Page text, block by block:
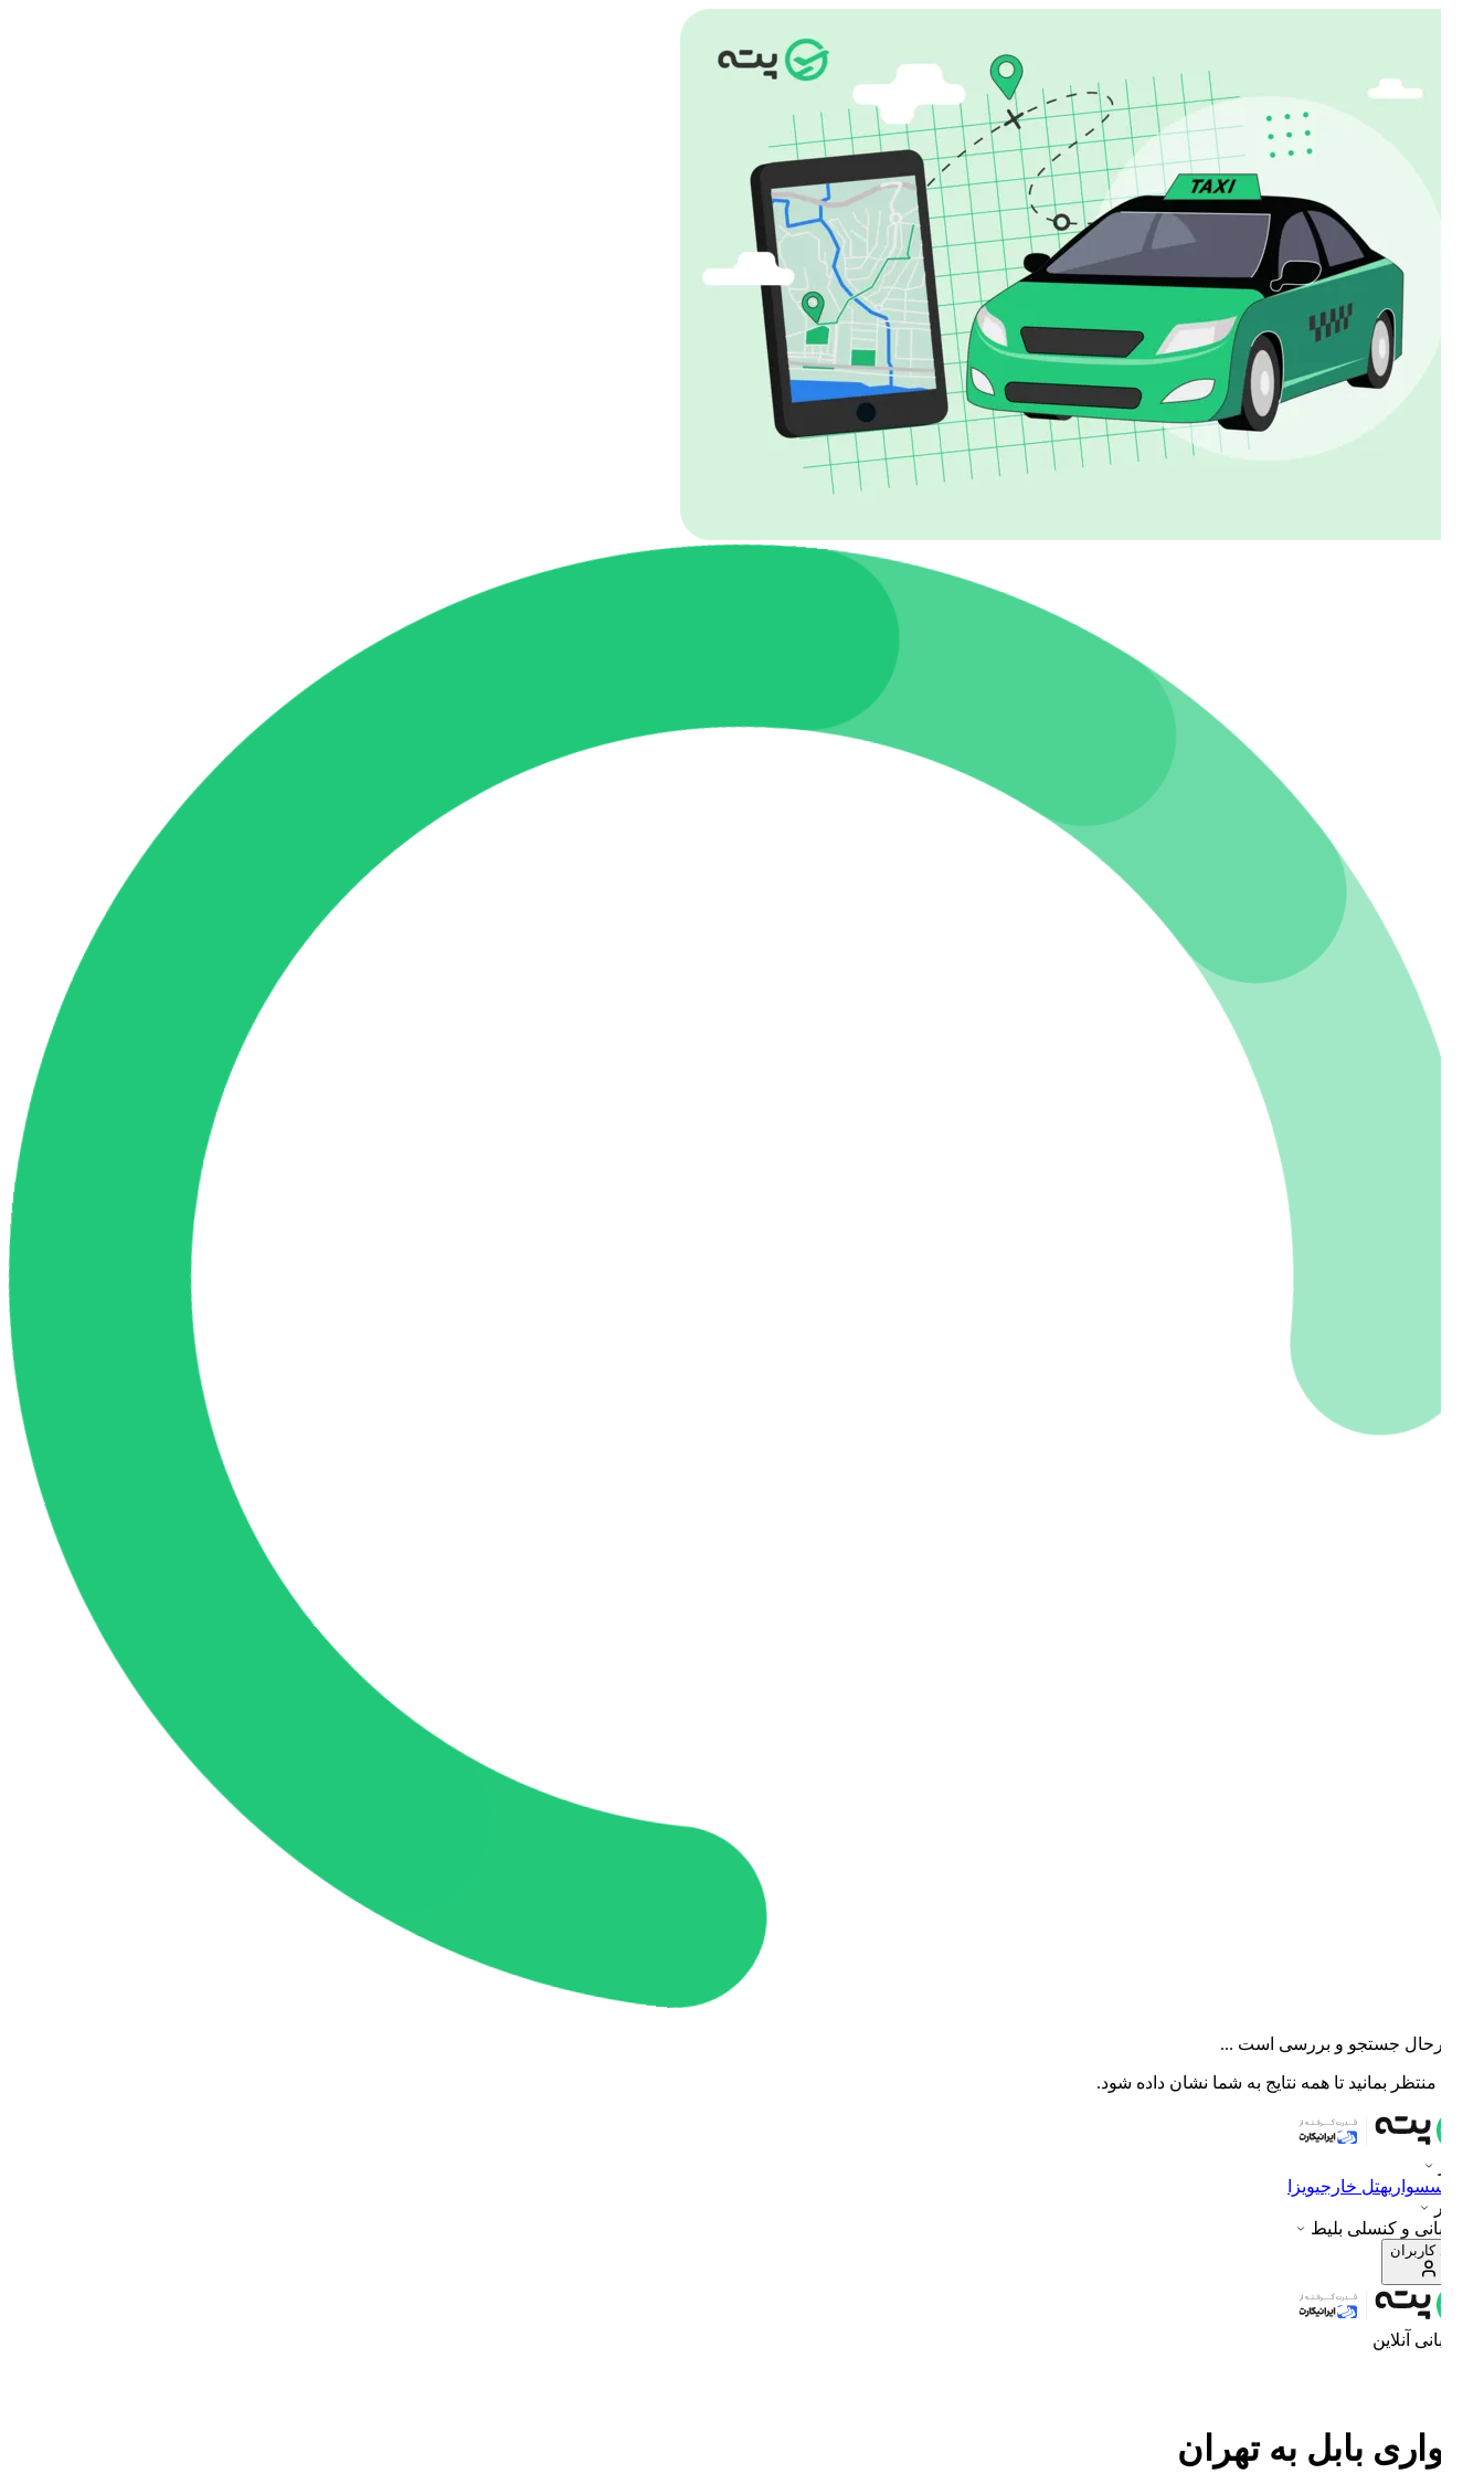
جستجو و بررسی است ...
بمانید تا همه نتایج به شما نشان داده شود.
سواریهتل خارجی ویزا
و کنسلی بلیط
کاربران
آنلاین
بابل به تهران